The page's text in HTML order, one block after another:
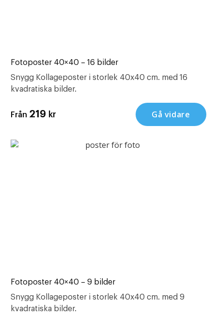
Fotoposter 40×40 – 16 bilder
Snygg Kollageposter i storlek 40x40 cm. med 16
kvadratiska bilder.
Från 219 kr Gå vidare
Fotoposter 40×40 – 9 bilder
Snygg Kollageposter i storlek 40x40 cm. med 9
kvadratiska bilder.